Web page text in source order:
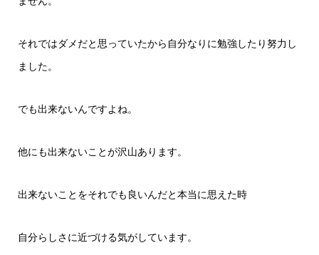
それではダメだと思っていたから自分なりに勉強したり努力し
ました。
でも出来ないんですよね。
他にも出来ないことが沢山あります。
出来ないことをそれでも良いんだと本当に思えた時
自分らしさに近づける気がしています。